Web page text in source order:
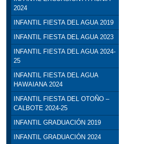
2024
INFANTIL FIESTA DEL AGUA 2019
INFANTIL FIESTA DEL AGUA 2023
INFANTIL FIESTA DEL AGUA 2024-
25
INFANTIL FIESTA DEL AGUA
HAWAIANA 2024
INFANTIL FIESTA DEL OTOÑO –
CALBOTE 2024-25
INFANTIL GRADUACIÓN 2019
INFANTIL GRADUACIÓN 2024